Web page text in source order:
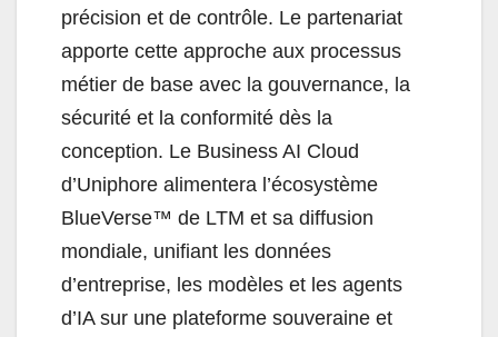
précision et de contrôle. Le partenariat
apporte cette approche aux processus
métier de base avec la gouvernance, la
sécurité et la conformité dès la
conception. Le Business AI Cloud
d’Uniphore alimentera l’écosystème
BlueVerse™ de LTM et sa diffusion
mondiale, unifiant les données
d’entreprise, les modèles et les agents
d’IA sur une plateforme souveraine et